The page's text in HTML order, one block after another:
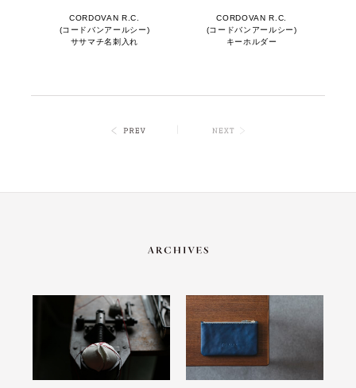
CORDOVAN R.C.
(コードバンアールシー)
ササマチ名刺入れ
CORDOVAN R.C.
(コードバンアールシー)
キーホルダー